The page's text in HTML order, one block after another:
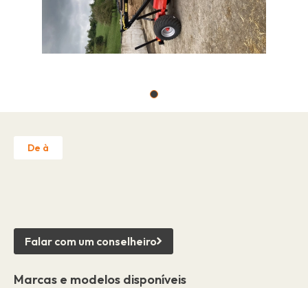
De à
Falar com um conselheiro
Marcas e modelos disponíveis